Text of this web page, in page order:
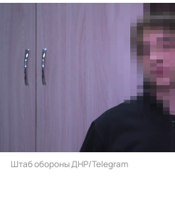
Штаб обороны ДНР/Telegram